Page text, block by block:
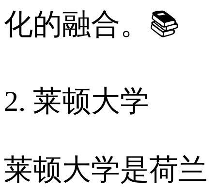
化的融合。📚
2. 莱顿大学
莱顿大学是荷兰